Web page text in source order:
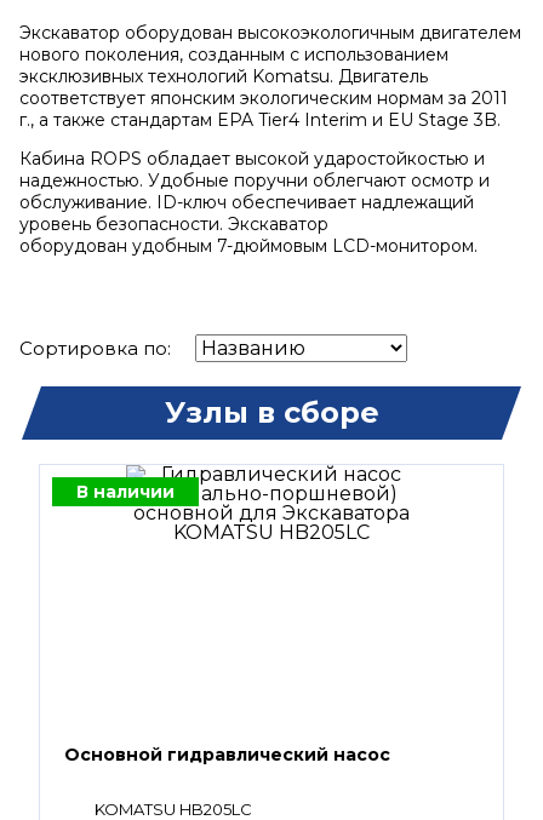
Экскаватор оборудован высокоэкологичным двигателем
нового поколения, созданным с использованием
эксклюзивных технологий Komatsu. Двигатель
соответствует японским экологическим нормам за 2011
г., а также стандартам EPA Tier4 Interim и EU Stage 3B.
Кабина ROPS обладает высокой ударостойкостью и
надежностью. Удобные поручни облегчают осмотр и
обслуживание. ID-ключ обеспечивает надлежащий
уровень безопасности. Экскаватор
оборудован удобным 7-дюймовым LCD-монитором.
Сортировка по:
Узлы в сборе
В наличии
Основной гидравлический насос
KOMATSU HB205LC